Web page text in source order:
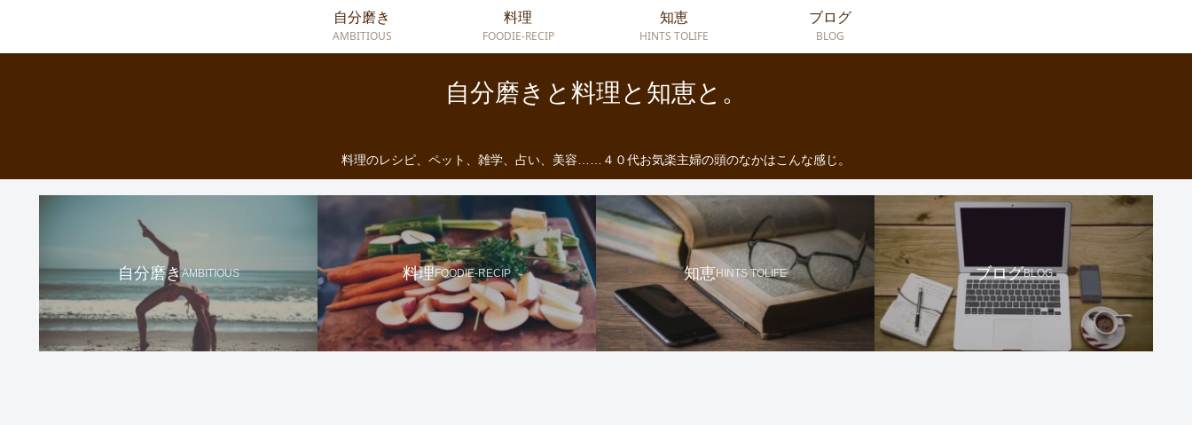
自分磨きと料理と知恵と。
料理のレシピ、ペット、雑学、占い、美容……４０代お気楽主婦の頭のなかはこんな感じ。
自分磨き
AMBITIOUS
料理
FOODIE-RECIP
知恵
HINTS TOLIFE
ブログ
BLOG
自分磨きAMBITIOUS 料理FOODIE-RECIP 知恵HINTS TOLIFE ブログBLOG